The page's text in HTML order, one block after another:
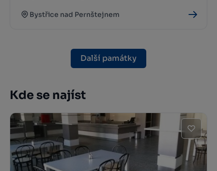
Bystřice nad Pernštejnem
Další památky
Kde se najíst